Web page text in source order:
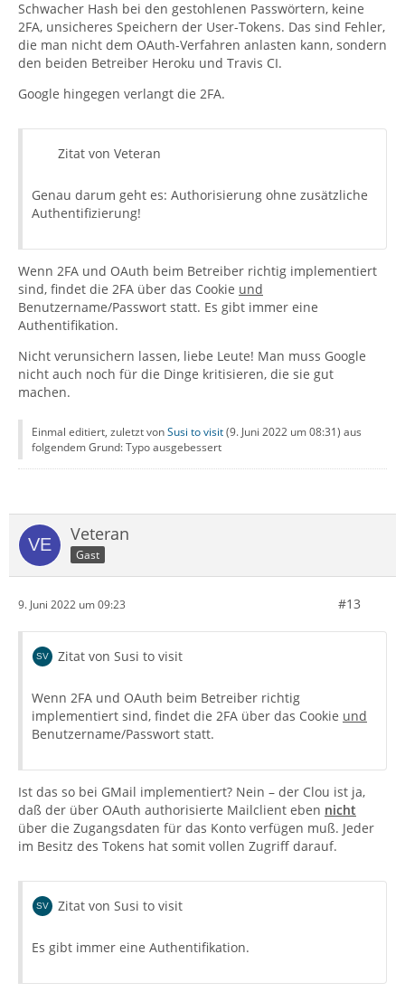
Schwacher Hash bei den gestohlenen Passwörtern, keine
2FA, unsicheres Speichern der User-Tokens. Das sind Fehler,
die man nicht dem OAuth-Verfahren anlasten kann, sondern
den beiden Betreiber Heroku und Travis CI.
Google hingegen verlangt die 2FA.
Zitat von Veteran
Genau darum geht es: Authorisierung ohne zusätzliche
Authentifizierung!
Wenn 2FA und OAuth beim Betreiber richtig implementiert
sind, findet die 2FA über das Cookie und
Benutzername/Passwort statt. Es gibt immer eine
Authentifikation.
Nicht verunsichern lassen, liebe Leute! Man muss Google
nicht auch noch für die Dinge kritisieren, die sie gut
machen.
Einmal editiert, zuletzt vonSusi to visit(9. Juni 2022 um 08:31) aus
folgendem Grund: Typo ausgebessert
Veteran
Gast
9. Juni 2022 um 09:23 #13
Zitat von Susi to visit
Wenn 2FA und OAuth beim Betreiber richtig
implementiert sind, findet die 2FA über das Cookie und
Benutzername/Passwort statt.
Ist das so bei GMail implementiert? Nein – der Clou ist ja,
daß der über OAuth authorisierte Mailclient eben nicht
über die Zugangsdaten für das Konto verfügen muß. Jeder
im Besitz des Tokens hat somit vollen Zugriff darauf.
Zitat von Susi to visit
Es gibt immer eine Authentifikation.